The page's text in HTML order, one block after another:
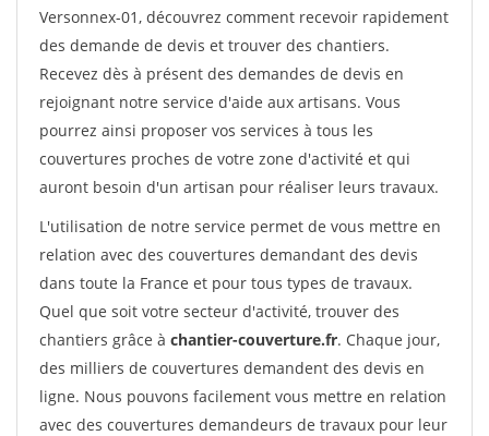
Versonnex-01, découvrez comment recevoir rapidement
des demande de devis et trouver des chantiers.
Recevez dès à présent des demandes de devis en
rejoignant notre service d'aide aux artisans. Vous
pourrez ainsi proposer vos services à tous les
couvertures proches de votre zone d'activité et qui
auront besoin d'un artisan pour réaliser leurs travaux.
L'utilisation de notre service permet de vous mettre en
relation avec des couvertures demandant des devis
dans toute la France et pour tous types de travaux.
Quel que soit votre secteur d'activité, trouver des
chantiers grâce à chantier-couverture.fr. Chaque jour,
des milliers de couvertures demandent des devis en
ligne. Nous pouvons facilement vous mettre en relation
avec des couvertures demandeurs de travaux pour leur